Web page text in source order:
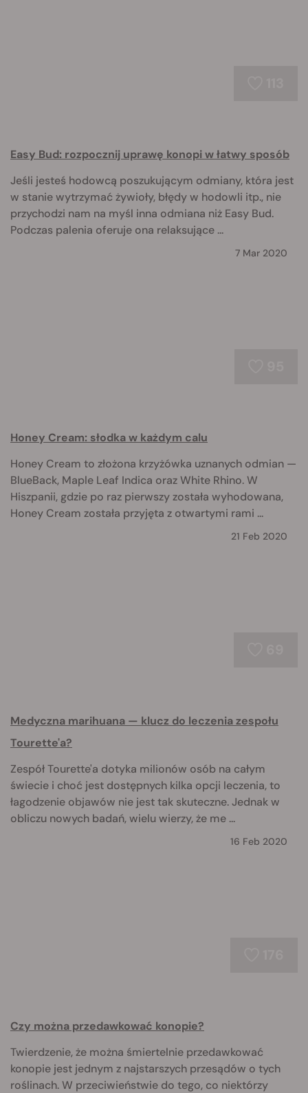
Easy Bud: rozpocznij uprawę konopi w łatwy sposób
Jeśli jesteś hodowcą poszukującym odmiany, która jest
w stanie wytrzymać żywioły, błędy w hodowli itp., nie
przychodzi nam na myśl inna odmiana niż Easy Bud.
Podczas palenia oferuje ona relaksujące ...
7 Mar 2020
Honey Cream: słodka w każdym calu
Honey Cream to złożona krzyżówka uznanych odmian —
BlueBack, Maple Leaf Indica oraz White Rhino. W
Hiszpanii, gdzie po raz pierwszy została wyhodowana,
Honey Cream została przyjęta z otwartymi rami ...
21 Feb 2020
Medyczna marihuana — klucz do leczenia zespołu
Tourette'a?
Zespół Tourette'a dotyka milionów osób na całym
świecie i choć jest dostępnych kilka opcji leczenia, to
łagodzenie objawów nie jest tak skuteczne. Jednak w
obliczu nowych badań, wielu wierzy, że me ...
16 Feb 2020
Czy można przedawkować konopie?
Twierdzenie, że można śmiertelnie przedawkować
konopie jest jednym z najstarszych przesądów o tych
roślinach. W przeciwieństwie do tego, co niektórzy